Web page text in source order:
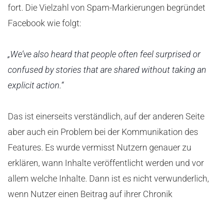
fort. Die Vielzahl von Spam-Markierungen begründet
Facebook wie folgt:
„We’ve also heard that people often feel surprised or
confused by stories that are shared without taking an
explicit action.“
Das ist einerseits verständlich, auf der anderen Seite
aber auch ein Problem bei der Kommunikation des
Features. Es wurde vermisst Nutzern genauer zu
erklären, wann Inhalte veröffentlicht werden und vor
allem welche Inhalte. Dann ist es nicht verwunderlich,
wenn Nutzer einen Beitrag auf ihrer Chronik